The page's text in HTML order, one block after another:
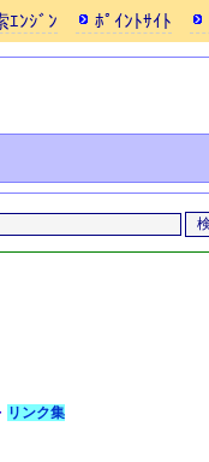
ｴﾝｼﾞﾝ ﾎﾟｲﾝﾄｻｲﾄ
リンク集